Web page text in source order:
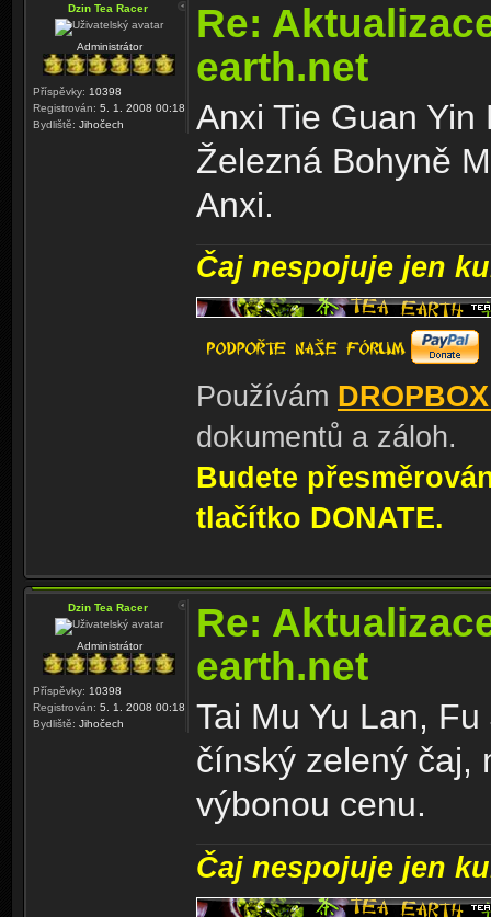
Dzin Tea Racer
Administrátor
Příspěvky: 10398
Registrován: 5. 1. 2008 00:18
Bydliště: Jihočech
Re:
earth.net
Anxi Tie Guan
Železná Bohyně
Anxi.
Čaj nespojuje jen
Používám
dokumentů a záloh.
Budete
tlačítko DONATE.
Dzin Tea Racer
Administrátor
Příspěvky: 10398
Registrován: 5. 1. 2008 00:18
Bydliště: Jihočech
Re:
earth.net
Tai Mu Yu Lan,
čínský zelený čaj,
výbonou cenu.
Čaj nespojuje jen